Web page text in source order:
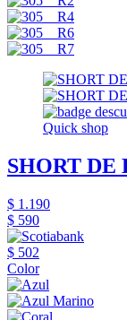
Quick shop
SHORT DE
$ 1.190
$ 590
$ 502
Color